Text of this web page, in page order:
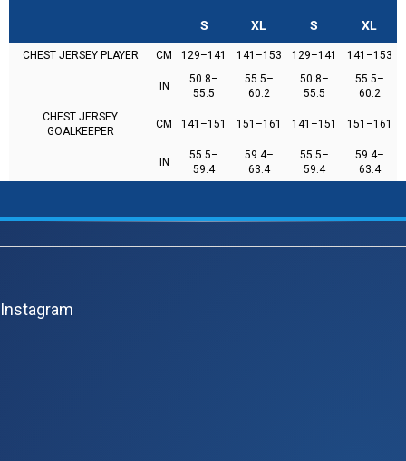
S XL S XL
CHEST JERSEY PLAYER CM 129–141 141–153 129–141 141–153
IN
50.8–
55.5
55.5–
60.2
50.8–
55.5
55.5–
60.2
CHEST JERSEY
GOALKEEPER
CM 141–151 151–161 141–151 151–161
IN
55.5–
59.4
59.4–
63.4
55.5–
59.4
59.4–
63.4
Z
Instagram